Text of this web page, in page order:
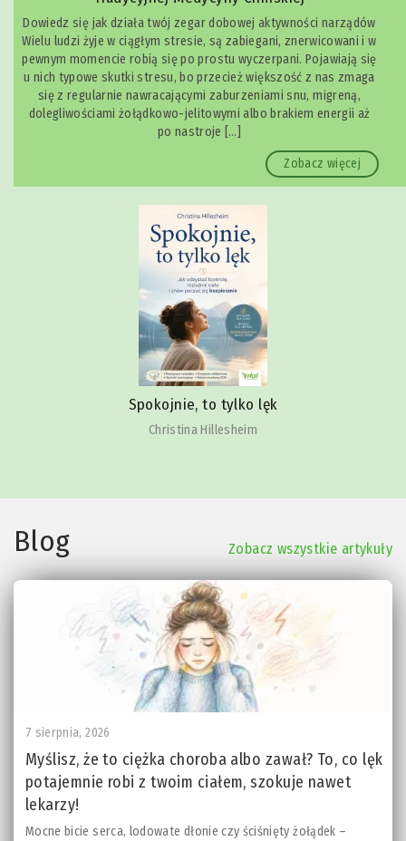
Dowiedz się jak działa twój zegar dobowej aktywności narządów
Wielu ludzi żyje w ciągłym stresie, są zabiegani, znerwicowani i w
pewnym momencie robią się po prostu wyczerpani. Pojawiają się
u nich typowe skutki stresu, bo przecież większość z nas zmaga
się z regularnie nawracającymi zaburzeniami snu, migreną,
dolegliwościami żołądkowo-jelitowymi albo brakiem energii aż
po nastroje […]
Zobacz więcej
Spokojnie, to tylko lęk
Christina Hillesheim
Blog Zobacz wszystkie artykuły
7 sierpnia, 2026
Myślisz, że to ciężka choroba albo zawał? To, co lęk
potajemnie robi z twoim ciałem, szokuje nawet
lekarzy!
Mocne bicie serca, lodowate dłonie czy ściśnięty żołądek –